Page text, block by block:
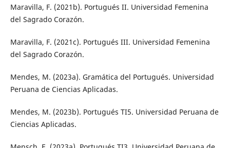
Maravilla, F. (2021b). Portugués II. Universidad Femenina
del Sagrado Corazón.
Maravilla, F. (2021c). Portugués III. Universidad Femenina
del Sagrado Corazón.
Mendes, M. (2023a). Gramática del Portugués. Universidad
Peruana de Ciencias Aplicadas.
Mendes, M. (2023b). Portugués TI5. Universidad Peruana de
Ciencias Aplicadas.